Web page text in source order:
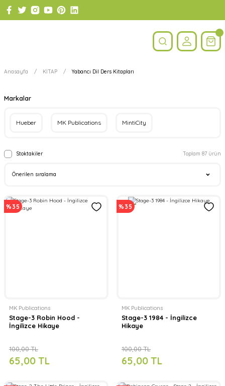
Anasayfa KİTAP Yabancı Dil Ders Kitapları
Markalar
Hueber MK Publications MintiCity
Stoktakiler Toplam 87 ürün
%35
MK Publications
Stage-3 Robin Hood -
İngilizce Hikaye
65,00 TL
100,00 TL
%35
MK Publications
Stage-3 1984 - İngilizce
Hikaye
65,00 TL
100,00 TL